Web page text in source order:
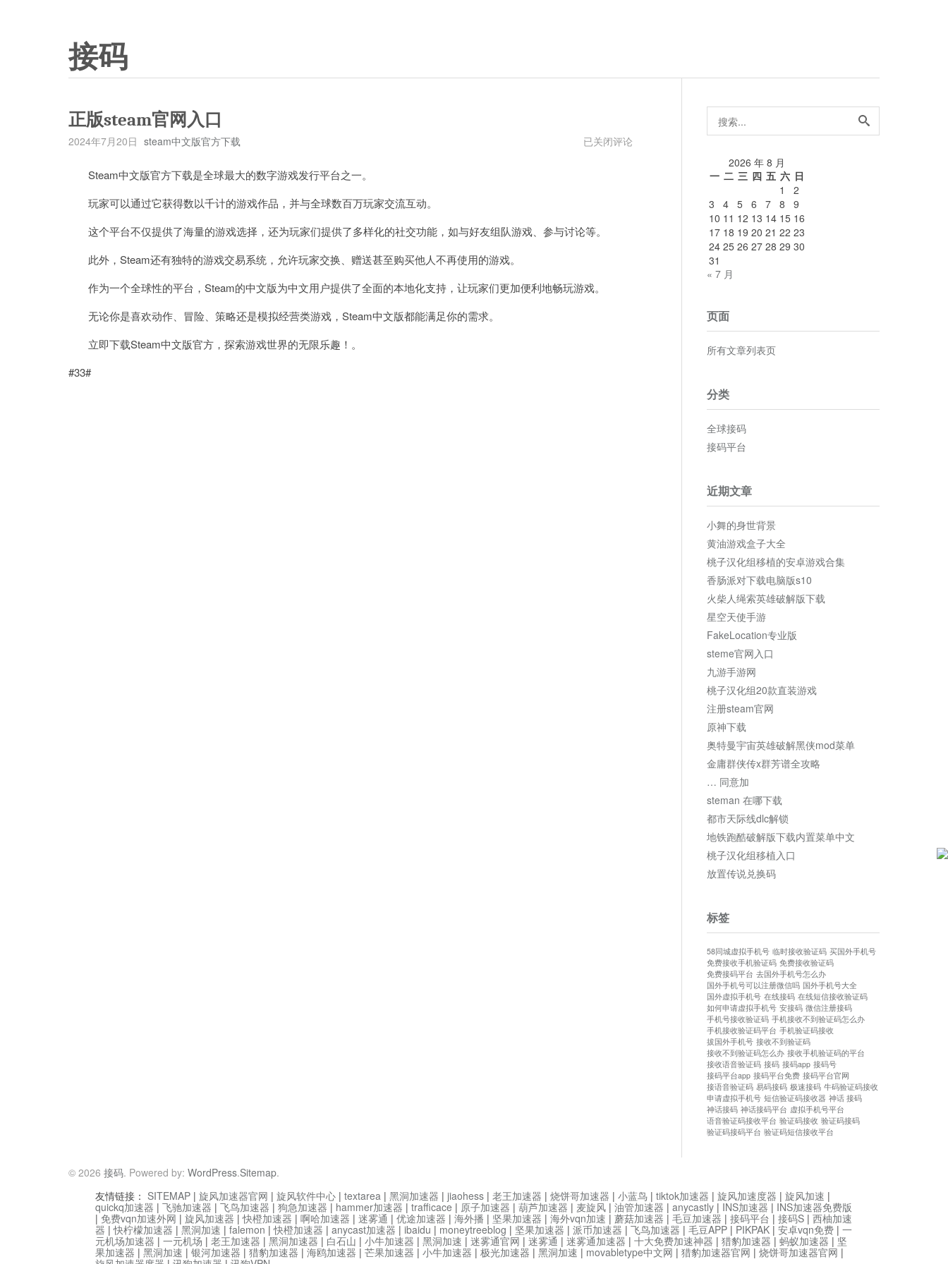
接码
正版steam官网入口
2024年7月20日 steam中文版官方下载
正
已关闭评论
Steam中文版官方下载是全球最大的数字游戏发行平台之一。
玩家可以通过它获得数以千计的游戏作品，并与全球数百万玩家交流互动。
这个平台不仅提供了海量的游戏选择，还为玩家们提供了多样化的社交功能，如与好友组队游戏、参与讨论等。
此外，Steam还有独特的游戏交易系统，允许玩家交换、赠送甚至购买他人不再使用的游戏。
作为一个全球性的平台，Steam的中文版为中文用户提供了全面的本地化支持，让玩家们更加便利地畅玩游戏。
无论你是喜欢动作、冒险、策略还是模拟经营类游戏，Steam中文版都能满足你的需求。
立即下载Steam中文版官方，探索游戏世界的无限乐趣！。
#33#
搜
索...
2026 年 8 月
一 二 三 四 五 六 日
1
2
3
4 5 6 7 8
9
10 11 12 13 14 15 16
17 18 19 20 21 22 23
24 25 26 27 28 29 30
31
« 7 月
页面
所有文章列表页
分类
全球接码
接码平台
近期文章
小舞的身世背景
黄油游戏盒子大全
桃子汉化组移植的安卓游戏合集
香肠派对下载电脑版s10
火柴人绳索英雄破解版下载
星空天使手游
FakeLocation专业版
steme官网入口
九游手游网
桃子汉化组20款直装游戏
注册steam官网
原神下载
奥特曼宇宙英雄破解黑侠mod菜单
金庸群侠传x群芳谱全攻略
… 同意加
steman 在哪下载
都市天际线dlc解锁
地铁跑酷破解版下载内置菜单中文
桃子汉化组移植入口
放置传说兑换码
标签
58同城虚拟手机号 临时接收验证码 买国外手机号
免费接收手机验证码 免费接收验证码
免费接码平台 去国外手机号怎么办
国外手机号可以注册微信吗 国外手机号大全
国外虚拟手机号 在线接码 在线短信接收验证码
如何申请虚拟手机号 安接码 微信注册接码
手机号接收验证码 手机接收不到验证码怎么办
手机接收验证码平台 手机验证码接收
拔国外手机号 接收不到验证码
接收不到验证码怎么办 接收手机验证码的平台
接收语音验证码 接码 接码app 接码号
接码平台app 接码平台免费 接码平台官网
接语音验证码 易码接码 极速接码 牛码验证码接收
申请虚拟手机号 短信验证码接收器 神话 接码
神话接码 神话接码平台 虚拟手机号平台
语音验证码接收平台 验证码接收 验证码接码
验证码接码平台 验证码短信接收平台
© 2026 接码. Powered by: WordPress.Sitemap.
友情链接： SITEMAP | 旋风加速器官网 | 旋风软件中心 | textarea | 黑洞加速器 | jiaohess | 老王加速器 | 烧饼哥加速器 | 小蓝鸟 | tiktok加速器 | 旋风加速度器 | 旋风加速 |
quickq加速器 | 飞驰加速器 | 飞鸟加速器 | 狗急加速器 | hammer加速器 | trafficace | 原子加速器 | 葫芦加速器 | 麦旋风 | 油管加速器 | anycastly | INS加速器 | INS加速器免费版
| 免费vqn加速外网 | 旋风加速器 |快橙加速器 | 啊哈加速器 | 迷雾通 | 优途加速器 | 海外播 | 坚果加速器 | 海外vqn加速 | 蘑菇加速器 | 毛豆加速器 | 接码平台 | 接码S | 西柚加速
器 |快柠檬加速器 | 黑洞加速 | falemon |快橙加速器 | anycast加速器 | ibaidu | moneytreeblog | 坚果加速器 | 派币加速器 | 飞鸟加速器 | 毛豆APP | PIKPAK | 安卓vqn免费 | 一
元机场加速器 | 一元机场 | 老王加速器 | 黑洞加速器 | 白石山 | 小牛加速器 | 黑洞加速 | 迷雾通官网 | 迷雾通 | 迷雾通加速器 | 十大免费加速神器 | 猎豹加速器 | 蚂蚁加速器 | 坚
果加速器 | 黑洞加速 | 银河加速器 | 猎豹加速器 | 海鸥加速器 | 芒果加速器 | 小牛加速器 | 极光加速器 | 黑洞加速 | movabletype中文网 | 猎豹加速器官网 | 烧饼哥加速器官网 |